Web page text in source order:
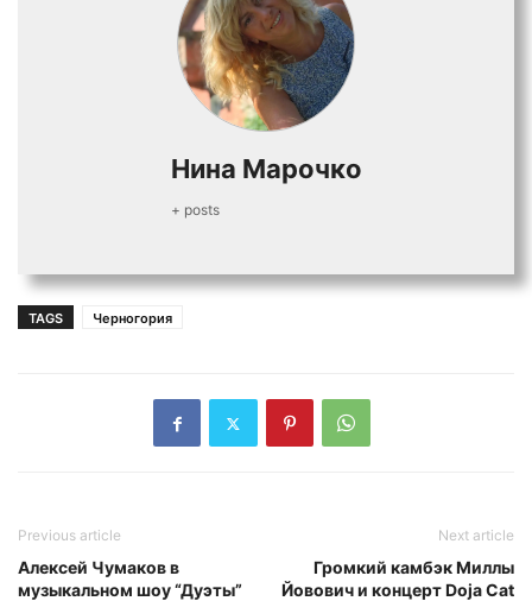
Нина Марочко
+ posts
TAGS Черногория
Previous article
Алексей Чумаков в
музыкальном шоу “Дуэты”
Next article
Громкий камбэк Миллы
Йовович и концерт Doja Cat